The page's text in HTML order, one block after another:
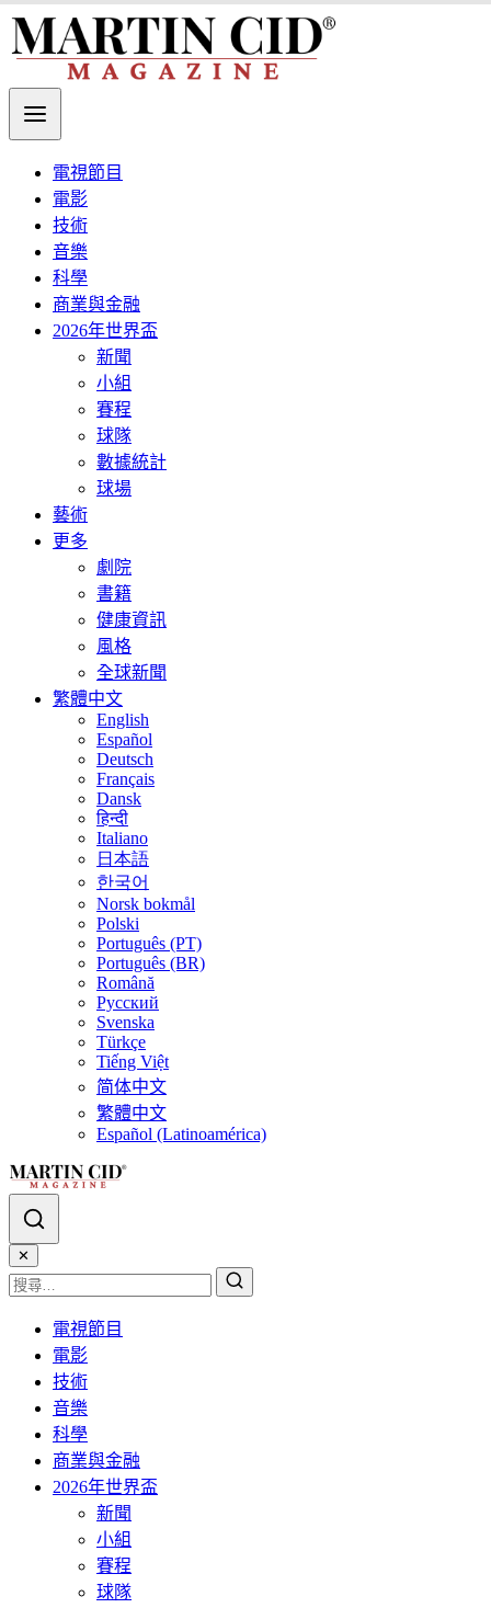
電視節目
電影
技術
音樂
科學
商業與金融
2026年世界盃
新聞
小組
賽程
球隊
數據統計
球場
藝術
更多
劇院
書籍
健康資訊
風格
全球新聞
繁體中文
English
Español
Deutsch
Français
Dansk
हिन्दी
Italiano
日本語
한국어
Norsk bokmål
Polski
Português (PT)
Português (BR)
Română
Русский
Svenska
Türkçe
Tiếng Việt
简体中文
繁體中文
Español (Latinoamérica)
✕
電視節目
電影
技術
音樂
科學
商業與金融
2026年世界盃
新聞
小組
賽程
球隊